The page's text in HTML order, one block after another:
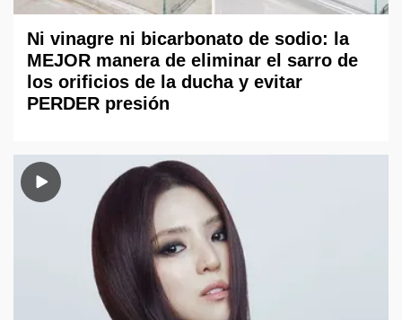
Ni vinagre ni bicarbonato de sodio: la
MEJOR manera de eliminar el sarro de
los orificios de la ducha y evitar
PERDER presión